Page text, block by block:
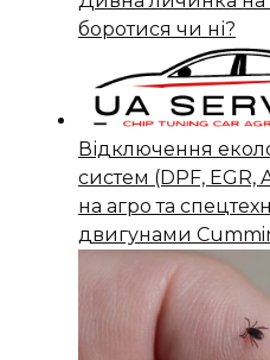
боротися чи ні?
Відключення
систем (DPF, EGR,
на агро та
двигунами